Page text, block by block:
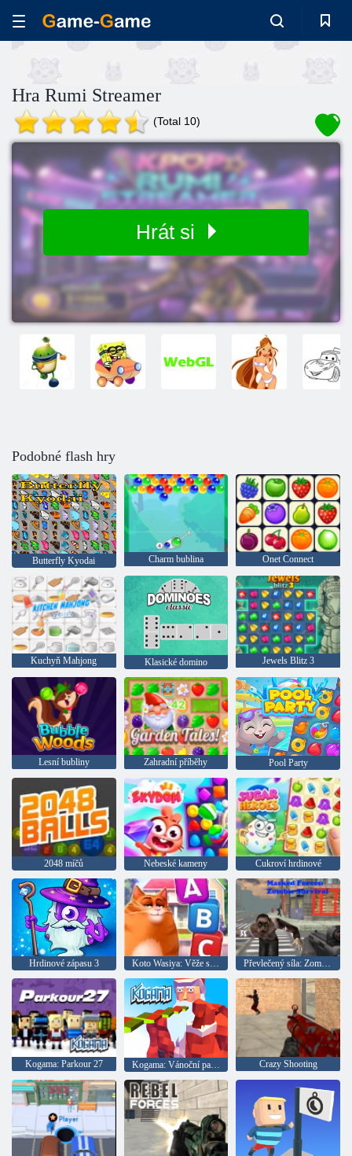
Hra Rumi Streamer
(Total 10)
Hrát si
Podobné flash hry
Butterfly Kyodai Charm bublina Onet Connect
Kuchyň Mahjong Klasické domino Jewels Blitz 3
Lesní bubliny Zahradní příběhy Pool Party
2048 míčů Nebeské kameny Cukroví hrdinové
Hrdinové zápasu 3 Koto Wasiya: Věže slov Převlečený síla: Zombie Survival
Kogama: Parkour 27 Kogama: Vánoční parkour Crazy Shooting